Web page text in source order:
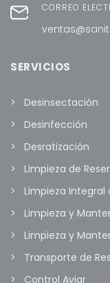
CORREO
SERVICIOS
Desinsectación
Desinfección
Desratización
Limpieza de
Limpieza
Limpieza y
Limpieza y
Transporte de
Control Aviar